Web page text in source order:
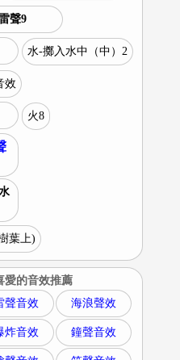
聲9
水-擲入水中（中）2
效
火8
葉上)
愛的音效推薦
聲音效 海浪聲效
炸音效 鐘聲音效